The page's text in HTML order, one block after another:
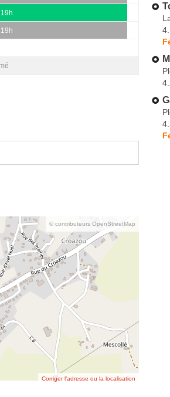
© contributeurs OpenStreetMap
Corriger l’adresse ou la localisation